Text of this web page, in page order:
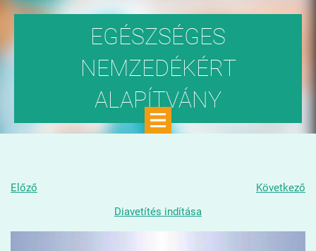
EGÉSZSÉGES
NEMZEDÉKÉRT
ALAPÍTVÁNY
Előző
Következő
Diavetítés indítása